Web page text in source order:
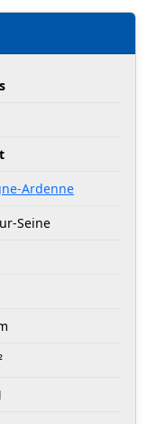
Ardenne
Seine